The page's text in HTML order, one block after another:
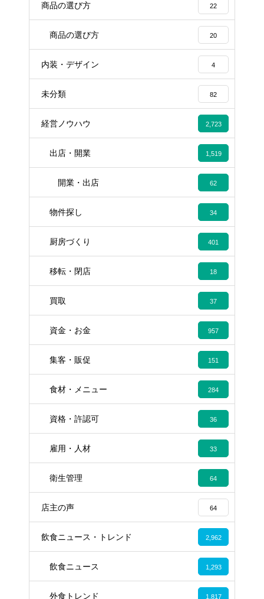
商品の選び方 22
商品の選び方 20
内装・デザイン 4
未分類 82
経営ノウハウ 2,723
出店・開業 1,519
開業・出店 62
物件探し 34
厨房づくり 401
移転・閉店 18
買取 37
資金・お金 957
集客・販促 151
食材・メニュー 284
資格・許認可 36
雇用・人材 33
衛生管理 64
店主の声 64
飲食ニュース・トレンド 2,962
飲食ニュース 1,293
外食トレンド 1,817